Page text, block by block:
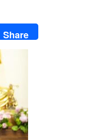
Share